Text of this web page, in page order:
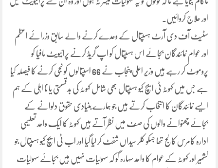
اور علاج کروائیں۔
سٹیٹ آف دی آرٹ ہسپتال کے وعدے کرنے والے سابق وزرائے اعظم
اور عوام نمائندگان بجائے اس ہسپتال کو اپ گریڈ کرنے پرائیویٹ مافیا کو
پروموٹ کر رہے ہیں وزیر اعلی پنجاب نے 66 اسپتالوں کو نجی کرنے کا فیصلہ کیا
ہے جس میں کہوٹہ ٹی ایچ کیو ہسپتال بھی شامل کہوٹہ کی بدقسمتی یا نا اہلی کے ہم
ایسے نمائندگان کا انتخاب کرتے ہیں جو ہمارے بنیادی حقوق دلوانے کے
بجائے چھنوانے والوں کی صف میں نظر آتے ہیں کہوٹہ کا ایک واحد تعلیمی
ادارہ کامرس کالج تھا جسکو کلر سیداں شفٹ کر لیا گیا اور اب ٹی ایچ کیو ہسپتال جو
کشمیر اور کہوٹہ کے عوام کا واحد سہارہ گو کہ سہولیات نہیں ہیں بجائے سہولیات